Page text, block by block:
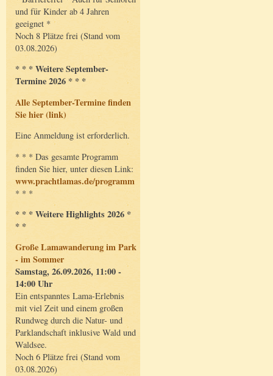
und für Kinder ab 4 Jahren
geeignet *
Noch 8 Plätze frei (Stand vom
03.08.2026)
* * * Weitere September-
Termine 2026 * * *
Alle September-Termine finden
Sie hier (link)
Eine Anmeldung ist erforderlich.
* * * Das gesamte Programm
finden Sie hier, unter diesen Link:
www.prachtlamas.de/programm
* * *
* * * Weitere Highlights 2026 *
* *
Große Lamawanderung im Park
- im Sommer
Samstag, 26.09.2026, 11:00 -
14:00 Uhr
Ein entspanntes Lama-Erlebnis
mit viel Zeit und einem großen
Rundweg durch die Natur- und
Parklandschaft inklusive Wald und
Waldsee.
Noch 6 Plätze frei (Stand vom
03.08.2026)